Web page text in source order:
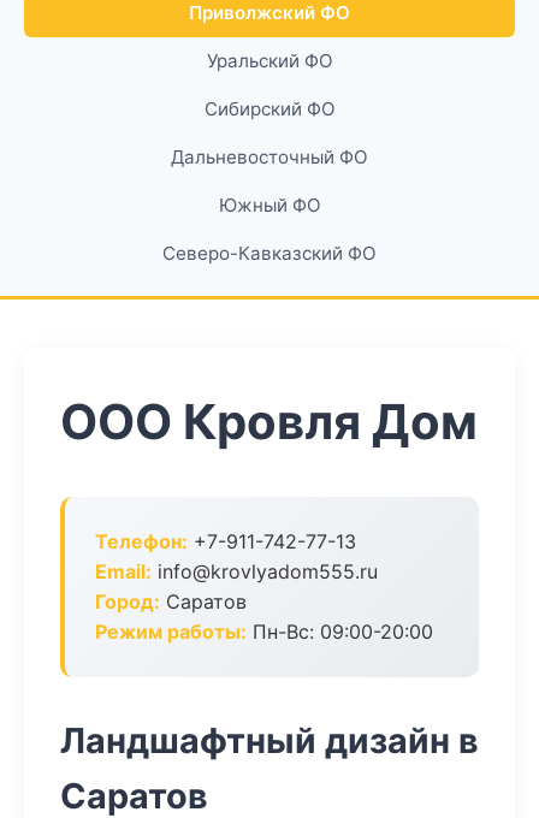
Приволжский ФО
Уральский ФО
Сибирский ФО
Дальневосточный ФО
Южный ФО
Северо-Кавказский ФО
ООО Кровля Дом
Телефон: +7-911-742-77-13
Email: info@krovlyadom555.ru
Город: Саратов
Режим работы: Пн-Вс: 09:00-20:00
Ландшафтный дизайн в
Саратов